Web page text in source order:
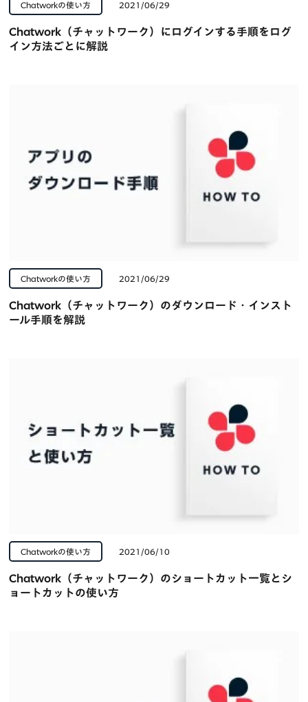
Chatworkの使い方 2021/06/29
Chatwork（チャットワーク）にログインする手順をログ
イン方法ごとに解説
Chatworkの使い方 2021/06/29
Chatwork（チャットワーク）のダウンロード・インスト
ール手順を解説
Chatworkの使い方 2021/06/10
Chatwork（チャットワーク）のショートカット一覧とシ
ョートカットの使い方